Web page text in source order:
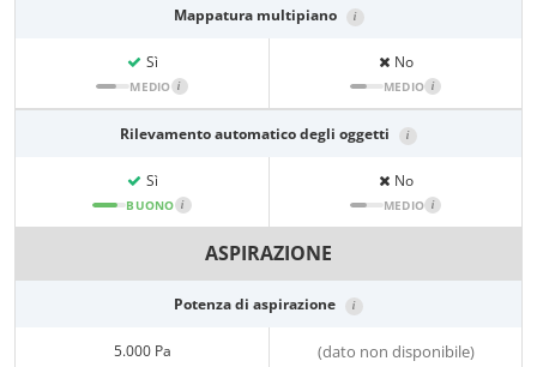
Mappatura multipiano i
Sì
MEDIO i
No
MEDIO i
Rilevamento automatico degli oggetti i
Sì
BUONO i
No
MEDIO i
ASPIRAZIONE
Potenza di aspirazione i
5.000 Pa (dato non disponibile)